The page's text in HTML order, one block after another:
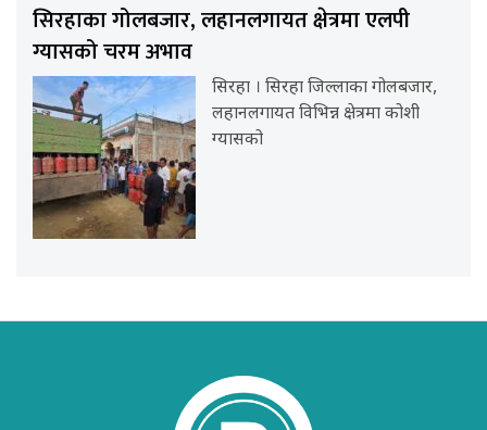
सिरहाका गोलबजार, लहानलगायत क्षेत्रमा एलपी
ग्यासको चरम अभाव
सिरहा । सिरहा जिल्लाका गोलबजार,
लहानलगायत विभिन्न क्षेत्रमा कोशी
ग्यासको